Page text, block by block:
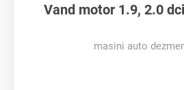
Vand motor 1.9, 2.0
masini auto